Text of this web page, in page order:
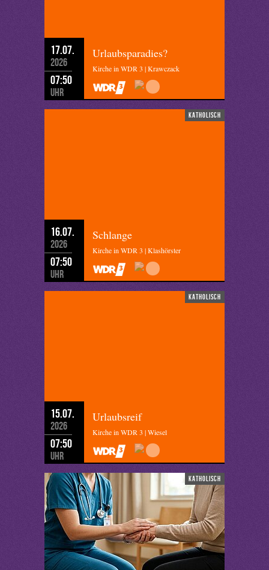
17.07.
2026
07:50
Uhr
Urlaubsparadies?
Kirche in WDR 3 | Krawczack
katholisch
16.07.
2026
07:50
Uhr
Schlange
Kirche in WDR 3 | Klashörster
katholisch
15.07.
2026
07:50
Uhr
Urlaubsreif
Kirche in WDR 3 | Wiesel
katholisch